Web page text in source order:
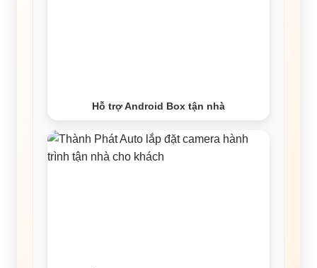
Hỗ trợ Android Box tận nhà